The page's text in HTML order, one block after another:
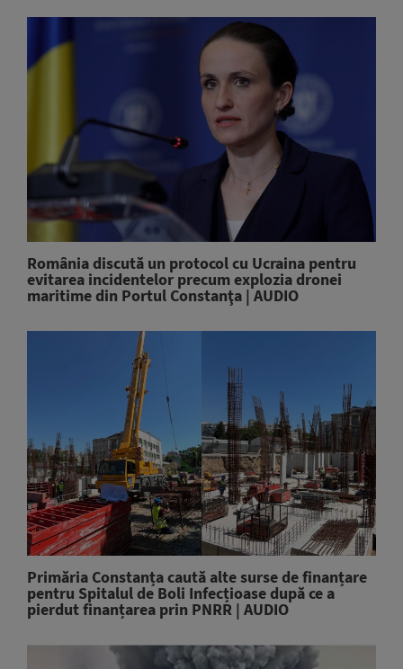
România discută un protocol cu Ucraina pentru
evitarea incidentelor precum explozia dronei
maritime din Portul Constanţa | AUDIO
Primăria Constanța caută alte surse de finanțare
pentru Spitalul de Boli Infecțioase după ce a
pierdut finanțarea prin PNRR | AUDIO